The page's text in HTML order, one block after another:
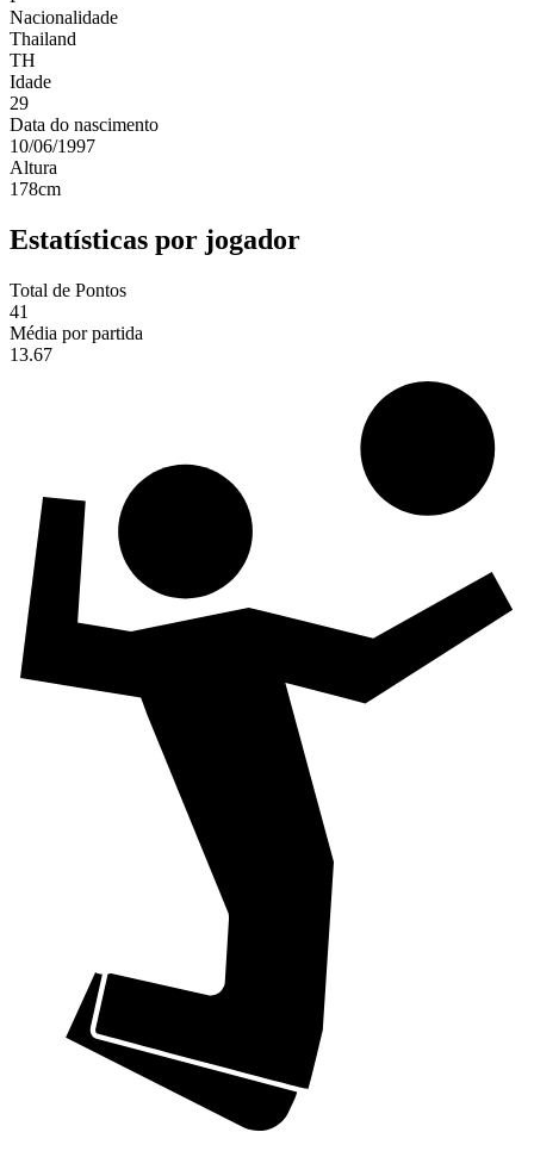
Nacionalidade
Thailand
TH
Idade
29
Data do nascimento
10/06/1997
Altura
178cm
Estatísticas por jogador
Total de Pontos
41
Média por partida
13.67